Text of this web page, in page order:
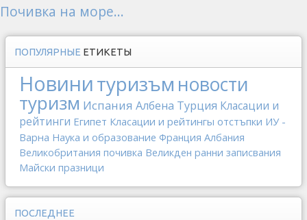
Почивка на море...
ПОПУЛЯРНЫЕ ЕТИКЕТЫ
Новинитуризъм новости
туризм Испания Албена Турция Класации и
рейтинги Египет Класации и рейтингы отстъпки ИУ -
Варна Наука и образование Франция Албания
Великобритания почивка Великден ранни записвания
Майски празници
ПОСЛЕДНЕЕ